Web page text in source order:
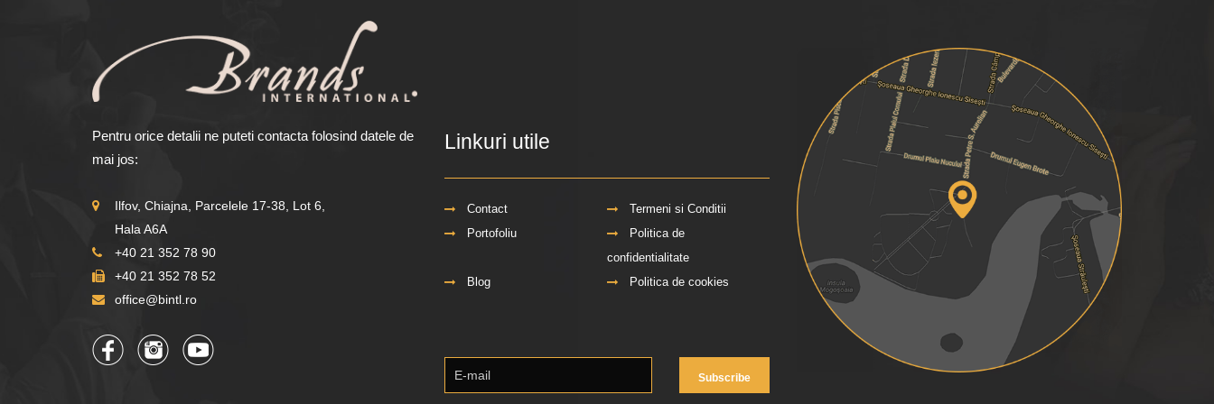
Pentru orice detalii ne puteti contacta folosind datele de
mai jos:
Ilfov, Chiajna, Parcelele 17-38, Lot 6,
Hala A6A
+40 21 352 78 90
+40 21 352 78 52
office@bintl.ro
Linkuri utile
Contact
Termeni si Conditii
Portofoliu
Politica de
confidentialitate
Blog
Politica de cookies